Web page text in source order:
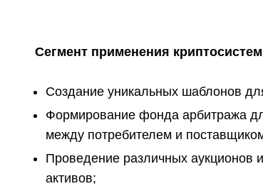
Сегмент применения
Создание уникальных шаблонов
Формирование фонда арбитража
между потребителем и
Проведение различных аукционов
активов;